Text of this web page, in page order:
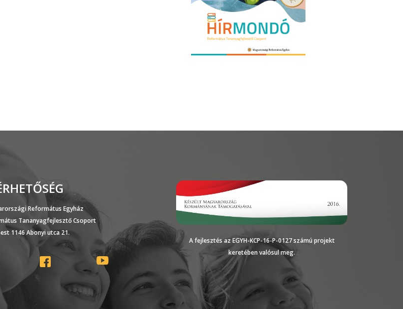
Református Egyház
Tananyagfejlesztő Csoport
1146 Abonyi utca 21.
A fejlesztés az EGYH-KCP-16-P-0127 számú projekt
keretében valósul meg.